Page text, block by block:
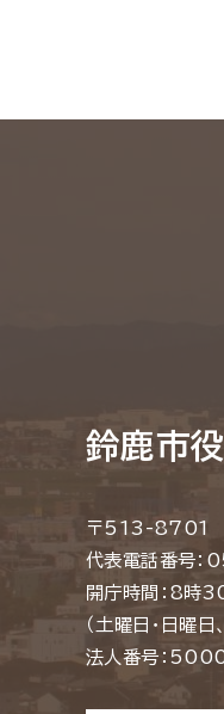
鈴鹿市
〒513-8701
代表電話番号
開庁時間：8時
（土曜日・日曜
法人番号：